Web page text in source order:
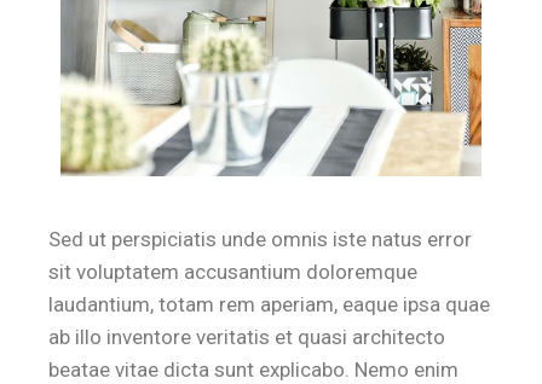
Sed ut perspiciatis unde omnis iste natus error
sit voluptatem accusantium doloremque
laudantium, totam rem aperiam, eaque ipsa quae
ab illo inventore veritatis et quasi architecto
beatae vitae dicta sunt explicabo. Nemo enim